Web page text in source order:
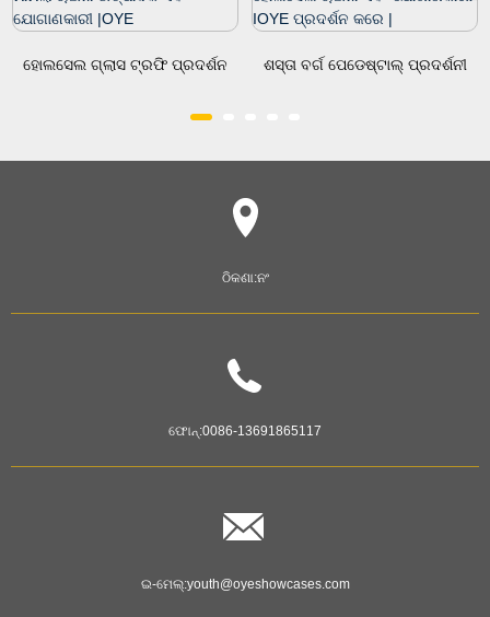
ହୋଲସେଲ ଗ୍ଲାସ ଟ୍ରଫି ପ୍ରଦର୍ଶନ
ଶସ୍ତା ବର୍ଗ ପେଡେଷ୍ଟାଲ୍ ପ୍ରଦର୍ଶନୀ
ଠିକଣା:ନଂ
ଫୋନ୍:0086-13691865117
ଇ-ମେଲ୍:youth@oyeshowcases.com